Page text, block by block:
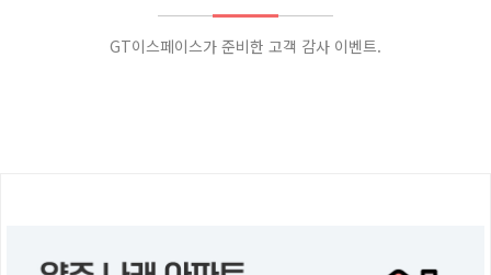
GT이스페이스가 준비한 고객 감사 이벤트.